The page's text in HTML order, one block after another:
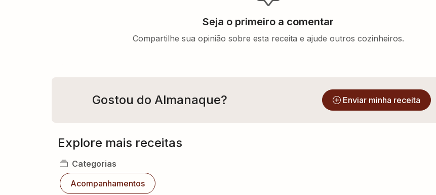
Seja o primeiro a comentar
Compartilhe sua opinião sobre esta receita e ajude outros cozinheiros.
Gostou do Almanaque? Enviar minha receita
Explore mais receitas
Categorias
Acompanhamentos